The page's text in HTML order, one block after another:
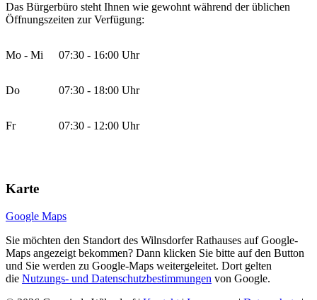
Das Bürgerbüro steht Ihnen wie gewohnt während der üblichen
Öffnungszeiten zur Verfügung:
Mo - Mi 07:30 - 16:00 Uhr
Do 07:30 - 18:00 Uhr
Fr 07:30 - 12:00 Uhr
Karte
Google Maps
Sie möchten den Standort des Wilnsdorfer Rathauses auf Google-
Maps angezeigt bekommen? Dann klicken Sie bitte auf den Button
und Sie werden zu Google-Maps weitergeleitet. Dort gelten
die Nutzungs- und Datenschutzbestimmungen von Google.